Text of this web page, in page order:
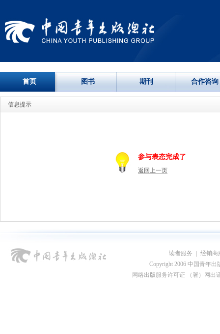
首页 图书 期刊 合作咨询
信息提示
参与表态完成了
返回上一页
读者服务
经销商
Copyright 2006 中国青年出
网络出版服务许可证 （署）网出